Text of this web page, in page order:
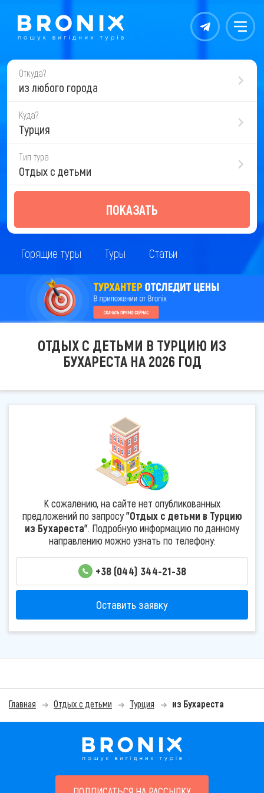
Контакты Меню
Откуда?
из любого города
Куда?
Турция
Тип тура
Отдых с детьми
ПОКАЗАТЬ
Горящие туры Туры Статьи
ОТДЫХ С ДЕТЬМИ В ТУРЦИЮ ИЗ
БУХАРЕСТА НА 2026 ГОД
К сожалению, на сайте нет опубликованных
предложений по запросу"Отдых с детьми в Турцию
из Бухареста". Подробную информацию по данному
направлению можно узнать по телефону:
+38 (044) 344-21-38
Оставить заявку
Главная Отдых с детьми Турция из Бухареста